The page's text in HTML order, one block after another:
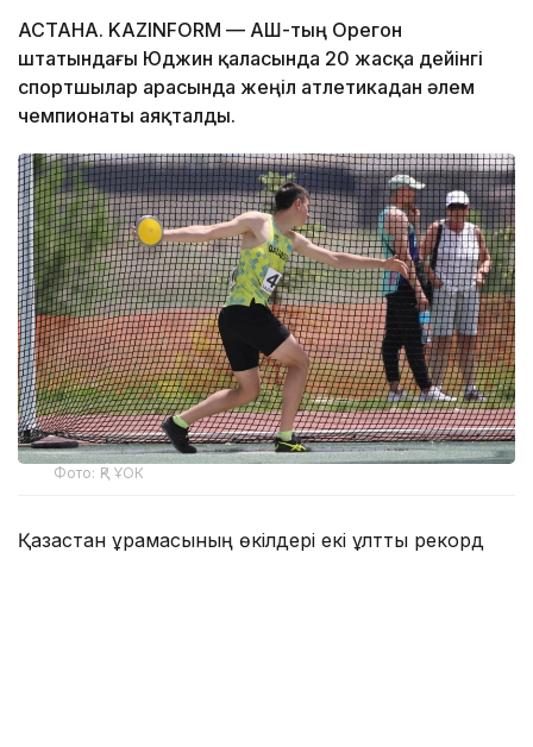
АСТАНА. KAZINFORM — АҚШ-тың Орегон
штатындағы Юджин қаласында 20 жасқа дейінгі
спортшылар арасында жеңіл атлетикадан әлем
чемпионаты аяқталды.
Фото: ҚР ҰОК
Қазақстан құрамасының өкілдері екі ұлттық рекорд